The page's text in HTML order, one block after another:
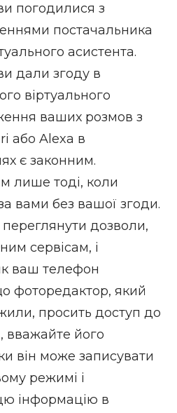
погодилися з
постачальника
асистента.
дали згоду в
віртуального
ваших розмов з
або Alexa в
є законним.
лише тоді, коли
вами без вашої згоди.
дозволи,
сервісам, і
ваш телефон
фоторедактор, який
просить доступ до
вважайте його
він може записувати
режимі і
інформацію в